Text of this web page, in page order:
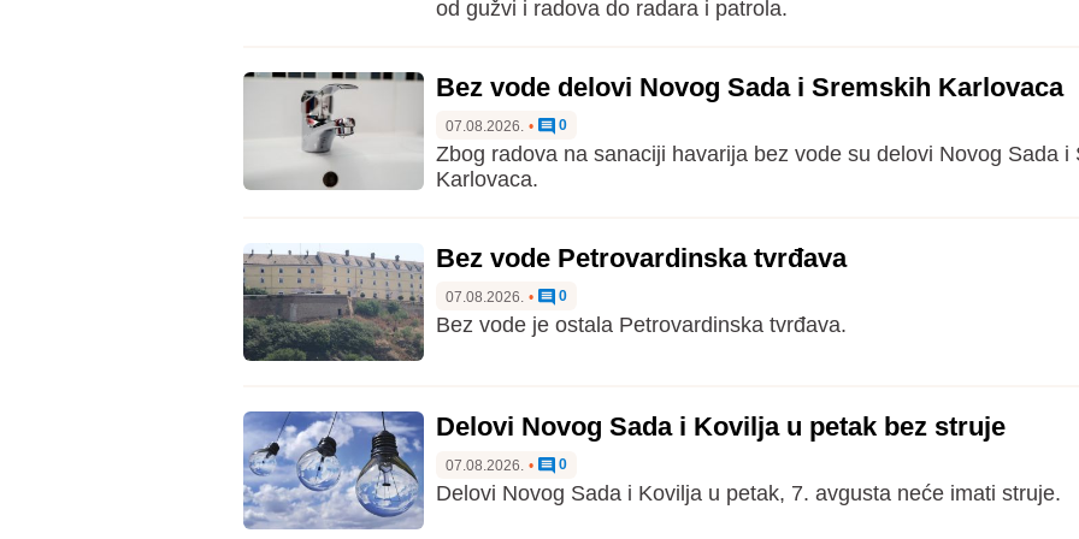
od gužvi i radova do radara i patrola.
Bez vode delovi Novog Sada i Sremskih Karlovaca
07.08.2026. • 0
Zbog radova na sanaciji havarija bez vode su delovi Novog Sada i
Karlovaca.
Bez vode Petrovardinska tvrđava
07.08.2026. • 0
Bez vode je ostala Petrovardinska tvrđava.
Delovi Novog Sada i Kovilja u petak bez struje
07.08.2026. • 0
Delovi Novog Sada i Kovilja u petak, 7. avgusta neće imati struje.